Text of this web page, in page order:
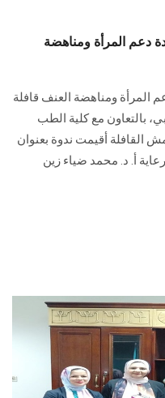
دعم المرأة ومناهضة
المرأة ومناهضة العنف قافلة
بالتعاون مع كلية الطب
أقيمت ندوة بعنوان
أ. د. محمد ضياء ‏زين